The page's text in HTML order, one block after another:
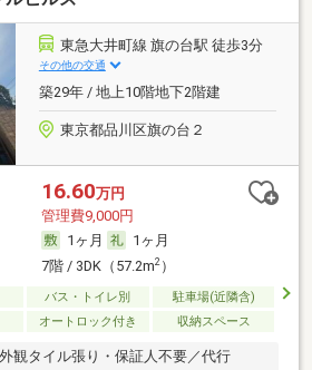
東急大井町線 旗の台駅 徒歩3分
その他の交通
築29年 / 地上10階地下2階建
東京都品川区旗の台２
16.60万円
管理費9,000円
1ヶ月
1ヶ月
7階 / 3DK（57.2m2）
バス・トイレ別
駐車場(近隣含)
オートロック付き 収納スペース
観タイル張り・保証人不要／代行